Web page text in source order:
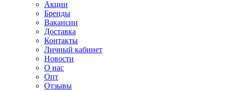
Акции
Бренды
Вакансии
Доставка
Контакты
Личный кабинет
Новости
О нас
Опт
Отзывы